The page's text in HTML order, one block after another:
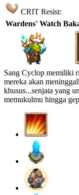
CRIT Resist:
Wardens' Watch
Sang Cyclop memiliki
mereka akan
khusus...senjata yang
memukulmu hingga